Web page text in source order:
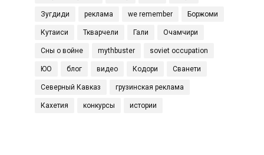
Зугдиди реклама we remember Боржоми
Кутаиси Ткварчели Гали Очамчири
Сны о войне mythbuster soviet occupation
ЮО блог видео Кодори Сванети
Северный Кавказ грузинская реклама
Кахетия конкурсы истории